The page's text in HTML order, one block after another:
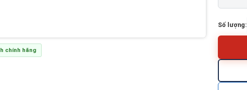
chính hãng
Số lượng: